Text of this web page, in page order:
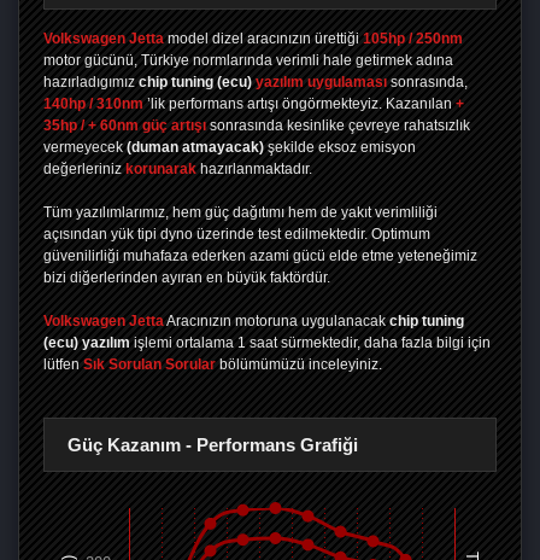
Volkswagen Jetta model dizel aracınızın ürettiği 105hp / 250nm
motor gücünü, Türkiye normlarında verimli hale getirmek adına
hazırladıgımız chip tuning (ecu) yazılım uygulaması sonrasında,
140hp / 310nm ’lik performans artışı öngörmekteyiz. Kazanılan +
35hp / + 60nm güç artışı sonrasında kesinlike çevreye rahatsızlık
vermeyecek (duman atmayacak) şekilde eksoz emisyon
değerleriniz korunarak hazırlanmaktadır.
Tüm yazılımlarımız, hem güç dağıtımı hem de yakıt verimliliği
açısından yük tipi dyno üzerinde test edilmektedir. Optimum
güvenilirliği muhafaza ederken azami gücü elde etme yeteneğimiz
bizi diğerlerinden ayıran en büyük faktördür.
Volkswagen JettaAracınızın motoruna uygulanacak chip tuning
(ecu) yazılım işlemi ortalama 1 saat sürmektedir, daha fazla bilgi için
lütfen Sık Sorulan Sorular bölümümüzü inceleyiniz.
Güç Kazanım - Performans Grafiği